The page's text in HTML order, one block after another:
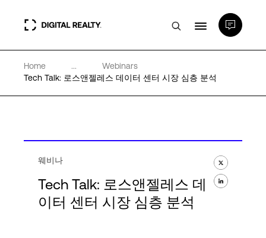
데이터 센터
전문성 및 리소스
Home ...
Webinars
Tech Talk: 로스앤젤레스 데이터 센터 시장 심층 분석
웨비나
Tech Talk: 로스앤젤레스 데
이터 센터 시장 심층 분석